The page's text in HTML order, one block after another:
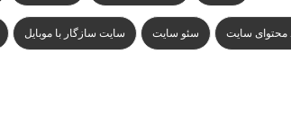
محتوای سایت سئو سایت سایت سازگار با موبایل